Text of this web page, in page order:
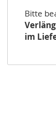
Bitte
im